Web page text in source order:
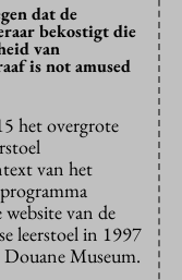
dat de
bekostigt die
van
is not amused
het overgrote
van het
van de
leerstoel in 1997
Museum.